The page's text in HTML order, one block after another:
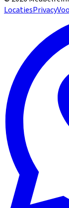
LocatiesPrivacy